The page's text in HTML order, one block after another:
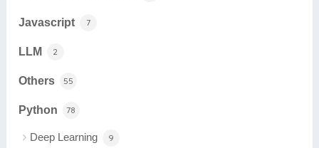
Javascript 7
LLM 2
Others 55
Python 78
Deep Learning 9